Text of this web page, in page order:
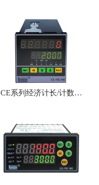
CE系列经济计长/计数仪